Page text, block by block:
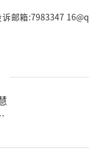
邮箱:7983347 16@q